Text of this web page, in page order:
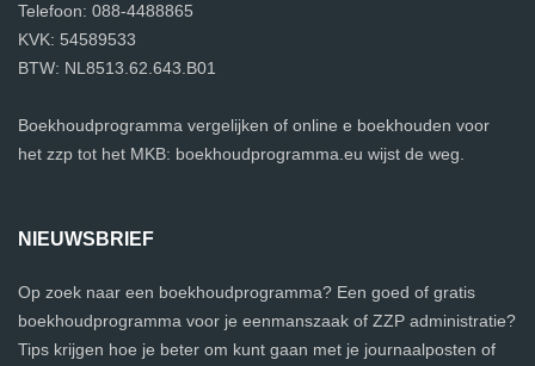
Telefoon: 088-4488865
KVK: 54589533
BTW: NL8513.62.643.B01
Boekhoudprogramma vergelijken of online e boekhouden voor
het zzp tot het MKB: boekhoudprogramma.eu wijst de weg.
NIEUWSBRIEF
Op zoek naar een boekhoudprogramma? Een goed of gratis
boekhoudprogramma voor je eenmanszaak of ZZP administratie?
Tips krijgen hoe je beter om kunt gaan met je journaalposten of